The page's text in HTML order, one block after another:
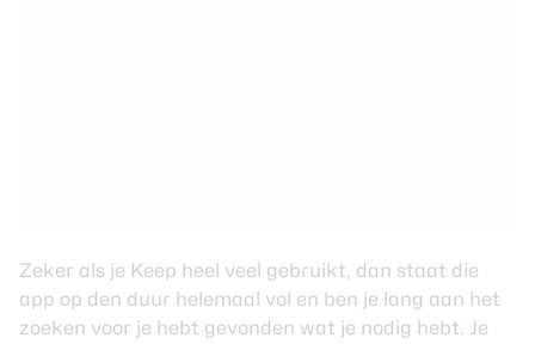
Zeker als je Keep heel veel gebruikt, dan staat die
app op den duur helemaal vol en ben je lang aan het
zoeken voor je hebt gevonden wat je nodig hebt. Je